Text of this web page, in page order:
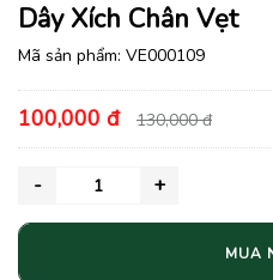
Dây Xích Chân Vẹt
Mã sản phẩm: VE000109
100,000 đ 130,000 đ
MUA